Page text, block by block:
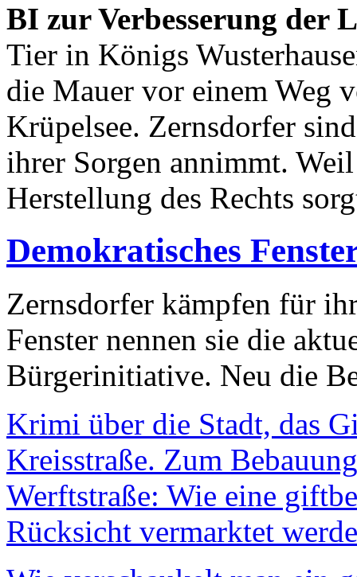
BI zur Verbesserung der
Tier in Königs
die Mauer vor einem Weg
Krüpelsee. Zernsdorfer
ihrer Sorgen annimmt.
Herstellung des Rechts
Demokratisches
Zernsdorfer kämpfen für
Fenster nennen sie die
Bürgerinitiative. Neu die
Krimi über die Stadt, das
Kreisstraße. Zum
Werftstraße: Wie eine
Rücksicht vermarktet